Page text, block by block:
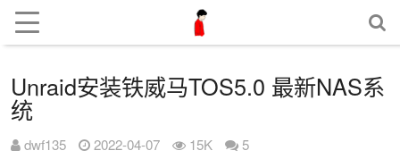
Unraid安装铁威马TOS5.0 最新NAS系
统
dwf135 2022-04-07 15K 5